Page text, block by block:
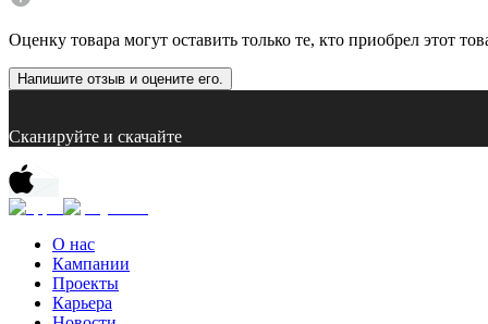
Оценку товара могут оставить только те, кто приобрел этот
Напишите отзыв и оцените его.
Сканируйте и скачайте
О нас
Кампании
Проекты
Карьера